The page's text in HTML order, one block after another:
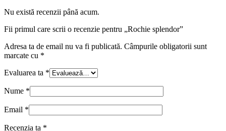
Nu există recenzii până acum.
Fii primul care scrii o recenzie pentru „Rochie splendor”
Adresa ta de email nu va fi publicată. Câmpurile obligatorii sunt
marcate cu *
Evaluarea ta *
Nume *
Email *
Recenzia ta *